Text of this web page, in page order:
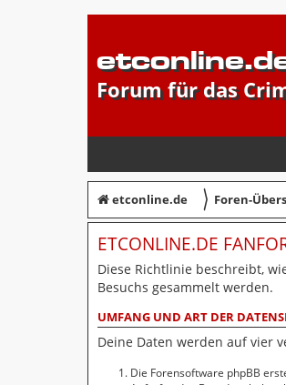
Forum für das
etconline.de 〉 Foren-
ETCONLINE.DE
Diese Richtlinie beschreibt,
Besuchs gesammelt werden.
UMFANG UND ART DER
Deine Daten werden auf vier
Die Forensoftware phpBB